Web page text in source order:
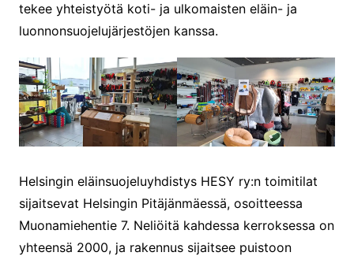
tekee yhteistyötä koti- ja ulkomaisten eläin- ja
luonnonsuojelujärjestöjen kanssa.
Helsingin eläinsuojeluyhdistys HESY ry:n toimitilat
sijaitsevat Helsingin Pitäjänmäessä, osoitteessa
Muonamiehentie 7. Neliöitä kahdessa kerroksessa on
yhteensä 2000, ja rakennus sijaitsee puistoon